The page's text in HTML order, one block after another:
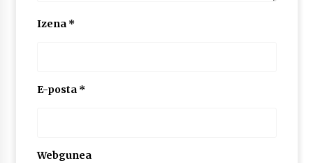
Izena *
E-posta *
Webgunea